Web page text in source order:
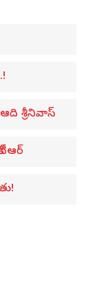
ఆది శ్రీనివాస్